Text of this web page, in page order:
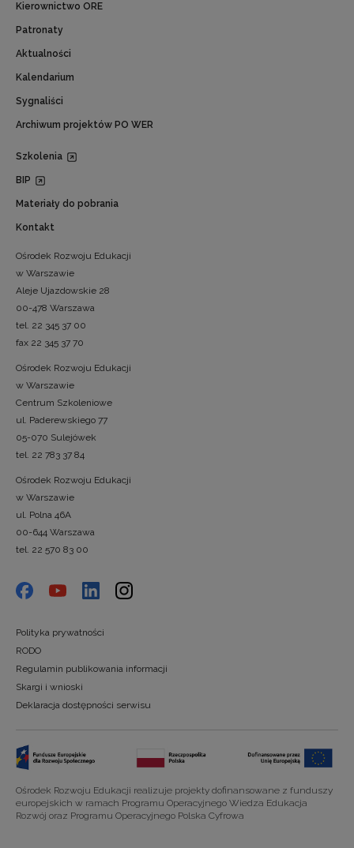
Kierownictwo ORE
Patronaty
Aktualności
Kalendarium
Sygnaliści
Archiwum projektów PO WER
Szkolenia
BIP
Materiały do pobrania
Kontakt
Ośrodek Rozwoju Edukacji
w Warszawie
Aleje Ujazdowskie 28
00-478 Warszawa
tel. 22 345 37 00
fax 22 345 37 70
Ośrodek Rozwoju Edukacji
w Warszawie
Centrum Szkoleniowe
ul. Paderewskiego 77
05-070 Sulejówek
tel. 22 783 37 84
Ośrodek Rozwoju Edukacji
w Warszawie
ul. Polna 46A
00-644 Warszawa
tel. 22 570 83 00
Polityka prywatności
RODO
Regulamin publikowania informacji
Skargi i wnioski
Deklaracja dostępności serwisu
Ośrodek Rozwoju Edukacji realizuje projekty dofinansowane z funduszy
europejskich w ramach Programu Operacyjnego Wiedza Edukacja
Rozwój oraz Programu Operacyjnego Polska Cyfrowa